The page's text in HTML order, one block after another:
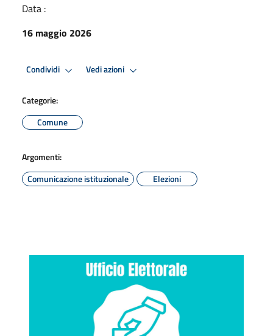
Data :
16 maggio 2026
Condividi Vedi azioni
Categorie:
Comune
Argomenti:
Comunicazione istituzionale
Elezioni